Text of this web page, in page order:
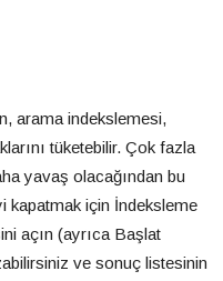
arama indekslemesi,
tüketebilir. Çok fazla
yavaş olacağından bu
kapatmak için İndeksleme
açın (ayrıca Başlat
ve sonuç listesinin